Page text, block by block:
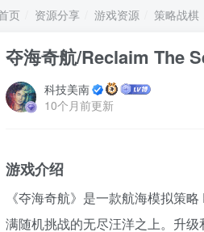
页 资源分享 游戏资源 策略战棋
夺海奇航/Reclaim The
科技美南
10个月前更新
游戏介绍
《夺海奇航》是一款航海模拟策
满随机挑战的无尽汪洋之上。升